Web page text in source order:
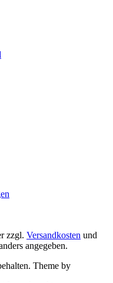
zzgl. Versandkosten und
angegeben.
Theme by